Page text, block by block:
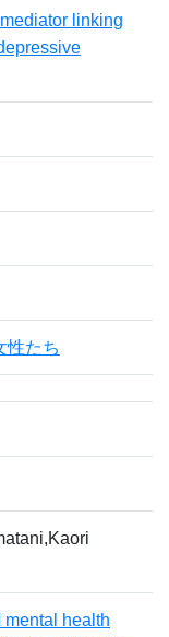
linking
性たち
mental health